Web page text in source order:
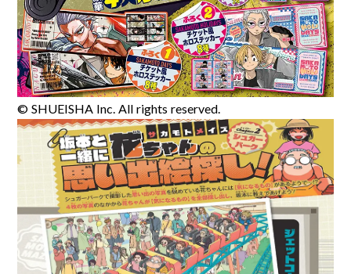
© SHUEISHA Inc. All rights reserved.